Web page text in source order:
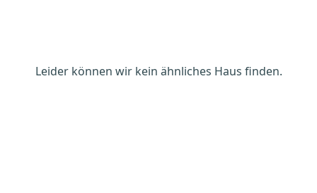
Leider können wir kein ähnliches Haus finden.